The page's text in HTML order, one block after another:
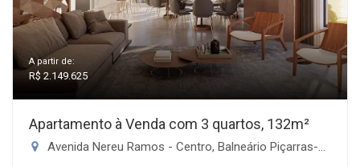
A partir de:
R$ 2.149.625
Apartamento à Venda com 3 quartos, 132m²
Avenida Nereu Ramos - Centro, Balneário Piçarras-SC